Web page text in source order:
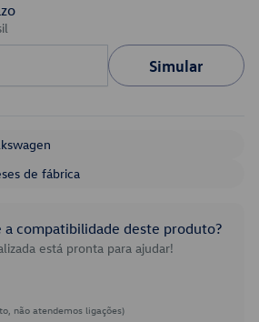
Simular
de fábrica
a compatibilidade deste produto?
está pronta para ajudar!
não atendemos ligações)